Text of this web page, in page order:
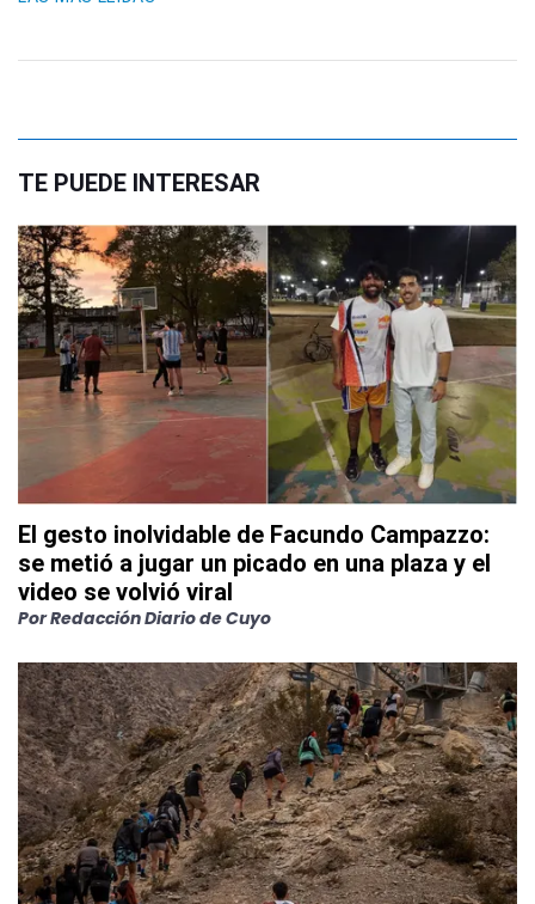
TE PUEDE INTERESAR
El gesto inolvidable de Facundo Campazzo:
se metió a jugar un picado en una plaza y el
video se volvió viral
PorRedacción Diario de Cuyo